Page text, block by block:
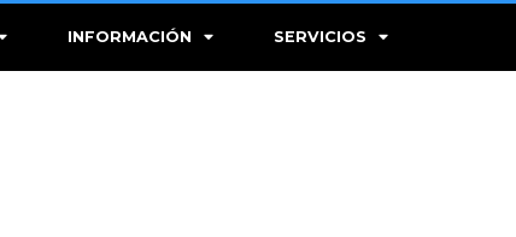
INFORMACIÓN SERVICIOS